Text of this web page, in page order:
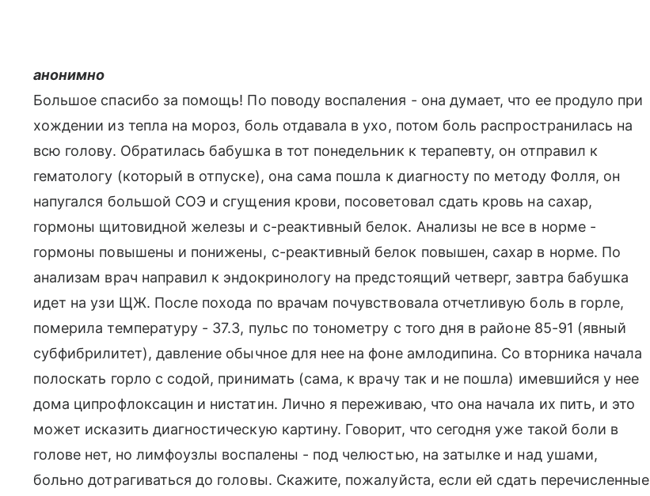
анонимно
Большое спасибо за помощь! По поводу воспаления - она думает, что ее продуло при
хождении из тепла на мороз, боль отдавала в ухо, потом боль распространилась на
всю голову. Обратилась бабушка в тот понедельник к терапевту, он отправил к
гематологу (который в отпуске), она сама пошла к диагносту по методу Фолля, он
напугался большой СОЭ и сгущения крови, посоветовал сдать кровь на сахар,
гормоны щитовидной железы и с-реактивный белок. Анализы не все в норме -
гормоны повышены и понижены, с-реактивный белок повышен, сахар в норме. По
анализам врач направил к эндокринологу на предстоящий четверг, завтра бабушка
идет на узи ЩЖ. После похода по врачам почувствовала отчетливую боль в горле,
померила температуру - 37.3, пульс по тонометру с того дня в районе 85-91 (явный
субфибрилитет), давление обычное для нее на фоне амлодипина. Со вторника начала
полоскать горло с содой, принимать (сама, к врачу так и не пошла) имевшийся у нее
дома ципрофлоксацин и нистатин. Лично я переживаю, что она начала их пить, и это
может исказить диагностическую картину. Говорит, что сегодня уже такой боли в
голове нет, но лимфоузлы воспалены - под челюстью, на затылке и над ушами,
больно дотрагиваться до головы. Скажите, пожалуйста, если ей сдать перечисленные